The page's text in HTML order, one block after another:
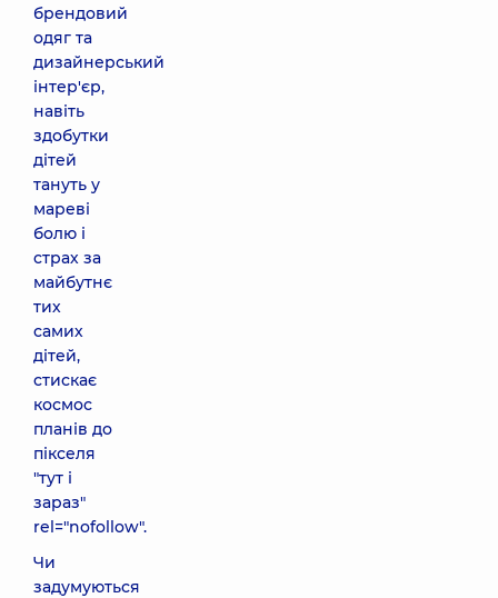
брендовий
одяг та
дизайнерський
інтер'єр,
навіть
здобутки
дітей
тануть у
мареві
болю і
страх за
майбутнє
тих
самих
дітей,
стискає
космос
планів до
пікселя
"тут і
зараз"
rel="nofollow".
Чи
задумуються